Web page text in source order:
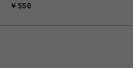
￥550